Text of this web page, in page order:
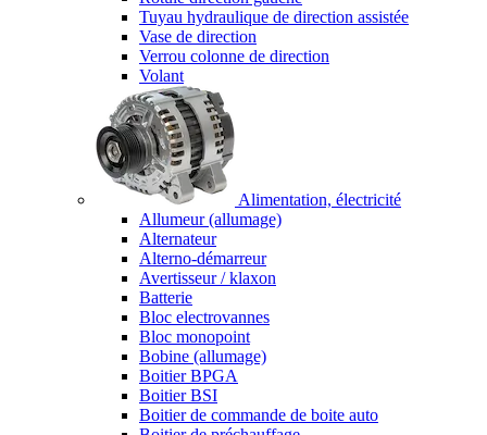
Tuyau hydraulique de direction assistée
Vase de direction
Verrou colonne de direction
Volant
Alimentation, électricité
Allumeur (allumage)
Alternateur
Alterno-démarreur
Avertisseur / klaxon
Batterie
Bloc electrovannes
Bloc monopoint
Bobine (allumage)
Boitier BPGA
Boitier BSI
Boitier de commande de boite auto